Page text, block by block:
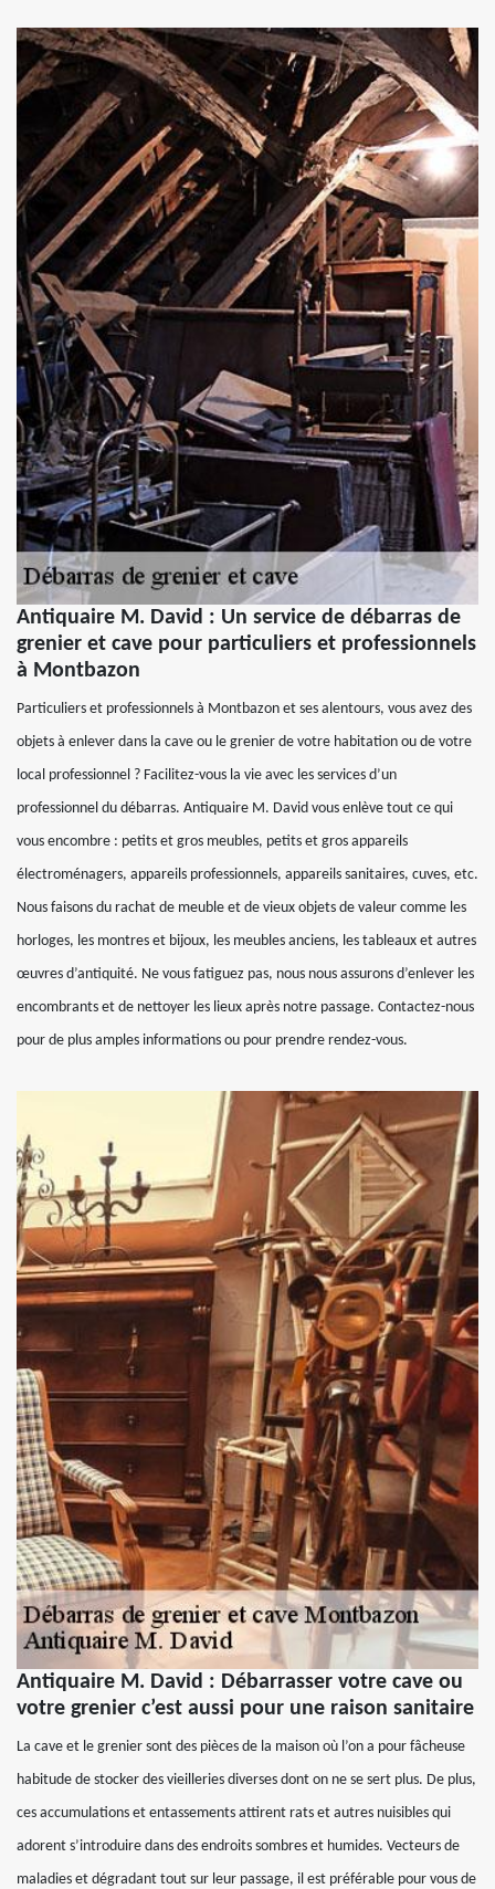
Antiquaire M. David : Un service de débarras de
grenier et cave pour particuliers et professionnels
à Montbazon
Particuliers et professionnels à Montbazon et ses alentours, vous avez des
objets à enlever dans la cave ou le grenier de votre habitation ou de votre
local professionnel ? Facilitez-vous la vie avec les services d’un
professionnel du débarras. Antiquaire M. David vous enlève tout ce qui
vous encombre : petits et gros meubles, petits et gros appareils
électroménagers, appareils professionnels, appareils sanitaires, cuves, etc.
Nous faisons du rachat de meuble et de vieux objets de valeur comme les
horloges, les montres et bijoux, les meubles anciens, les tableaux et autres
œuvres d’antiquité. Ne vous fatiguez pas, nous nous assurons d’enlever les
encombrants et de nettoyer les lieux après notre passage. Contactez-nous
pour de plus amples informations ou pour prendre rendez-vous.
Antiquaire M. David : Débarrasser votre cave ou
votre grenier c’est aussi pour une raison sanitaire
La cave et le grenier sont des pièces de la maison où l’on a pour fâcheuse
habitude de stocker des vieilleries diverses dont on ne se sert plus. De plus,
ces accumulations et entassements attirent rats et autres nuisibles qui
adorent s’introduire dans des endroits sombres et humides. Vecteurs de
maladies et dégradant tout sur leur passage, il est préférable pour vous de